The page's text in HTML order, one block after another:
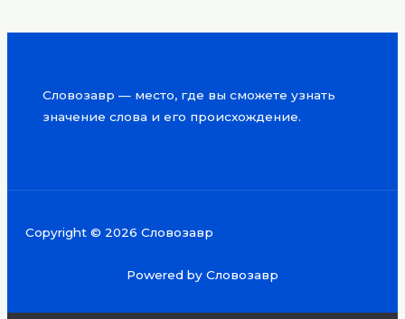
Словозавр — место, где вы сможете узнать
значение слова и его происхождение.
Copyright © 2026 Словозавр
Powered by Словозавр